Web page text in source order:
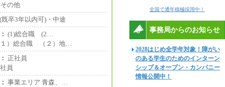
の他
既卒3年以内可)・中途
(1)総合職 (2…
１）総合職 （２）地…
正社員
員
事業エリア 青森、…
全国で通年積極採用中！
事務局からのお知らせ
2028はじめ全学年対象！障がい
のある学生のためのインターン
シップ＆オープン・カンパニー
情報公開中！